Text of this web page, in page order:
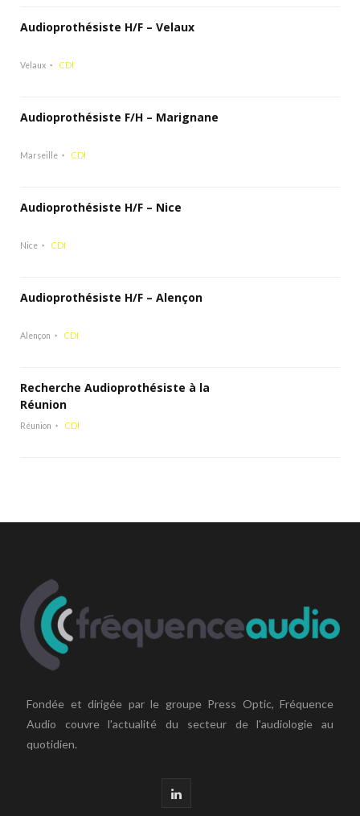
Audioprothésiste H/F – Velaux
Velaux CDI
Audioprothésiste F/H – Marignane
Marseille CDI
Audioprothésiste H/F – Nice
Nice CDI
Audioprothésiste H/F – Alençon
Alençon CDI
Recherche Audioprothésiste à la
Réunion
Réunion CDI
Fondée et dirigée par le groupe Press Optic, Fréquence
Audio couvre l'actualité du secteur de l'audiologie au
quotidien.
L